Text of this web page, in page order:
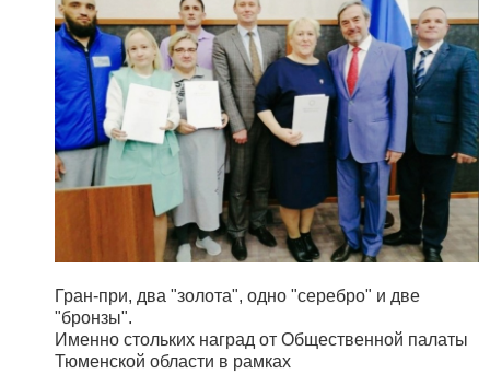
Гран-при, два "золота", одно "серебро" и две
"бронзы".
Именно стольких наград от Общественной палаты
Тюменской области в рамках